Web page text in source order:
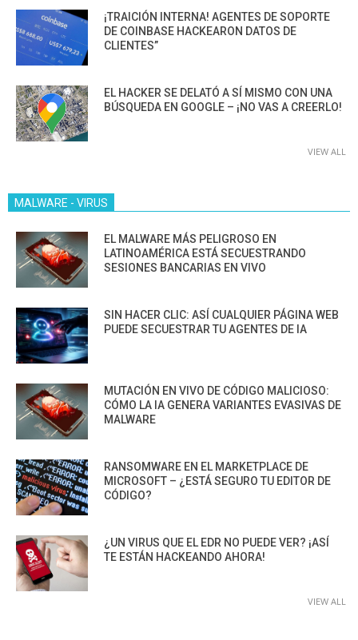
¡TRAICIÓN INTERNA! AGENTES DE SOPORTE
DE COINBASE HACKEARON DATOS DE
CLIENTES”
EL HACKER SE DELATÓ A SÍ MISMO CON UNA
BÚSQUEDA EN GOOGLE – ¡NO VAS A CREERLO!
VIEW ALL
MALWARE - VIRUS
EL MALWARE MÁS PELIGROSO EN
LATINOAMÉRICA ESTÁ SECUESTRANDO
SESIONES BANCARIAS EN VIVO
SIN HACER CLIC: ASÍ CUALQUIER PÁGINA WEB
PUEDE SECUESTRAR TU AGENTES DE IA
MUTACIÓN EN VIVO DE CÓDIGO MALICIOSO:
CÓMO LA IA GENERA VARIANTES EVASIVAS DE
MALWARE
RANSOMWARE EN EL MARKETPLACE DE
MICROSOFT – ¿ESTÁ SEGURO TU EDITOR DE
CÓDIGO?
¿UN VIRUS QUE EL EDR NO PUEDE VER? ¡ASÍ
TE ESTÁN HACKEANDO AHORA!
VIEW ALL